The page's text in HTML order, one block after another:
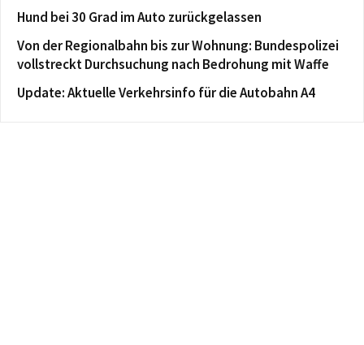
Hund bei 30 Grad im Auto zurückgelassen
Von der Regionalbahn bis zur Wohnung: Bundespolizei
vollstreckt Durchsuchung nach Bedrohung mit Waffe
Update: Aktuelle Verkehrsinfo für die Autobahn A4